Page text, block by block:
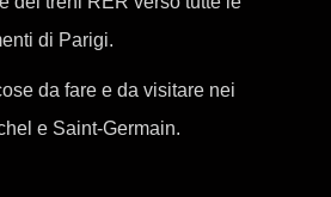
di Parigi.
da fare e da visitare nei
e Saint-Germain.